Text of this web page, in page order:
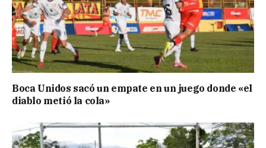
Boca Unidos sacó un empate en un juego donde «el
diablo metió la cola»